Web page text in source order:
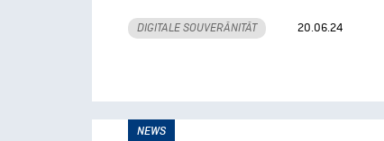
DIGITALE SOUVERÄNITÄT 20.06.24
NEWS